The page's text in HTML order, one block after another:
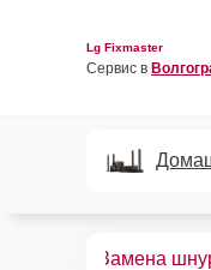
Lg Fixmaster
Сервис в
Замена